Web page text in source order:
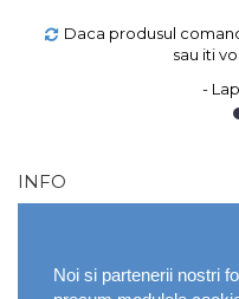
Noi si partenerii nostri
Daca produsul
sau iti
-
INFO